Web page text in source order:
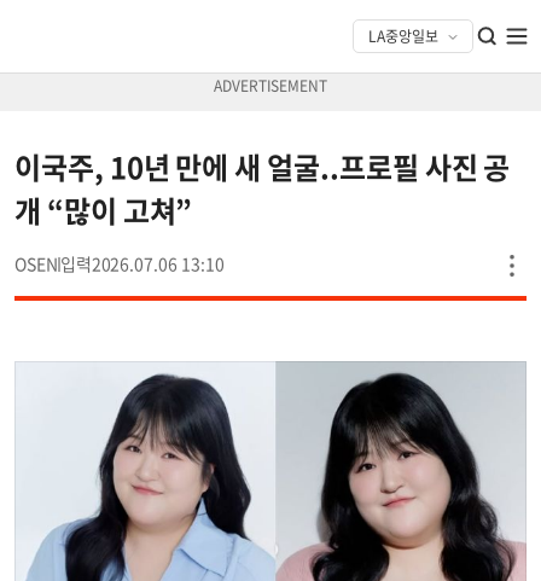
이국주, 10년 만에 새 얼굴..프로필 사진 공
개 “많이 고쳐”
OSEN 2026.07.06 13:10